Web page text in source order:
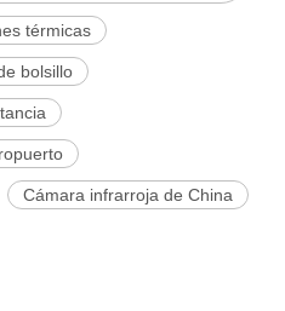
térmicas
bolsillo
Cámara infrarroja de China